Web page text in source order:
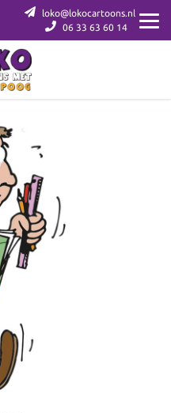
loko@lokocartoons.nl
06 33 63 60 14